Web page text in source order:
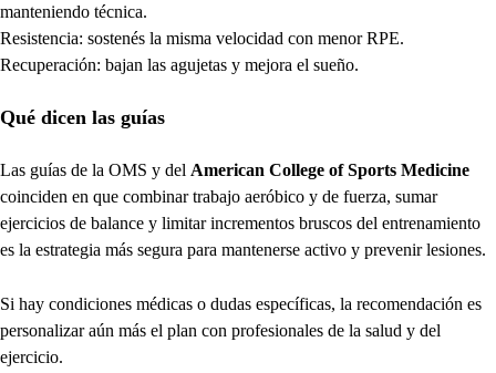
manteniendo técnica.
Resistencia: sostenés la misma velocidad con menor RPE.
Recuperación: bajan las agujetas y mejora el sueño.
Qué dicen las guías
Las guías de la OMS y del American College of Sports Medicine
coinciden en que combinar trabajo aeróbico y de fuerza, sumar
ejercicios de balance y limitar incrementos bruscos del entrenamiento
es la estrategia más segura para mantenerse activo y prevenir lesiones.
Si hay condiciones médicas o dudas específicas, la recomendación es
personalizar aún más el plan con profesionales de la salud y del
ejercicio.